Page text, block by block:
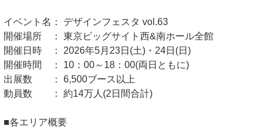
イベント名： デザインフェスタ vol.63
開催場所 ： 東京ビッグサイト西&南ホール全館
開催日時 ： 2026年5月23日(土)・24日(日)
開催時間 ： 10：00～18：00(両日ともに)
出展数 ： 6,500ブース以上
動員数 ： 約14万人(2日間合計)
■各エリア概要